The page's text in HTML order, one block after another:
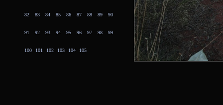
82 83 84 85 86 87 88 89 90
91 92 93 94 95 96 97 98 99
100 101 102 103 104 105